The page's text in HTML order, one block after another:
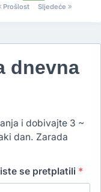
Prošlost Sljedeće
dnevna
i dobivajte 3 ~
dan. Zarada
se pretplatili *